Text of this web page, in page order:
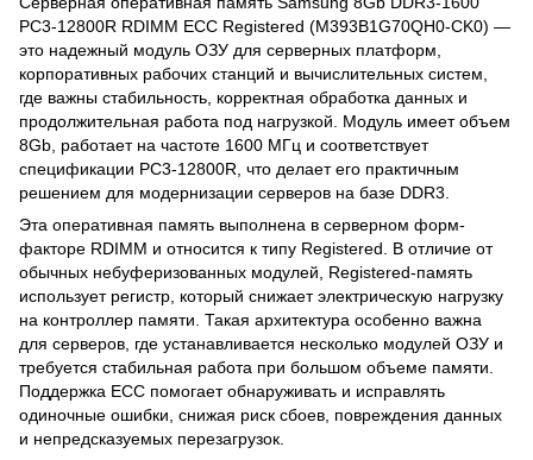
PC3-12800R RDIMM ECC Registered (M393B1G70QH0-CK0) —
это надежный модуль ОЗУ для серверных платформ,
корпоративных рабочих станций и вычислительных систем,
где важны стабильность, корректная обработка данных и
продолжительная работа под нагрузкой. Модуль имеет объем
8Gb, работает на частоте 1600 МГц и соответствует
спецификации PC3-12800R, что делает его практичным
решением для модернизации серверов на базе DDR3.
Эта оперативная память выполнена в серверном форм-
факторе RDIMM и относится к типу Registered. В отличие от
обычных небуферизованных модулей, Registered-память
использует регистр, который снижает электрическую нагрузку
на контроллер памяти. Такая архитектура особенно важна
для серверов, где устанавливается несколько модулей ОЗУ и
требуется стабильная работа при большом объеме памяти.
Поддержка ECC помогает обнаруживать и исправлять
одиночные ошибки, снижая риск сбоев, повреждения данных
и непредсказуемых перезагрузок.